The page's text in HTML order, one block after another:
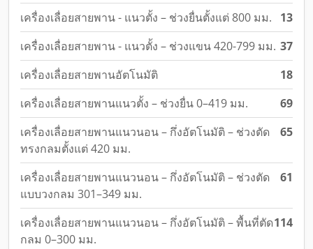
เครื่องเลื่อยสายพาน - แนวตั้ง – ช่วงยื่นตั้งแต่ 800 มม.
13
เครื่องเลื่อยสายพาน - แนวตั้ง – ช่วงแขน 420-799 มม. 37
เครื่องเลื่อยสายพานอัตโนมัติ
18
เครื่องเลื่อยสายพานแนวตั้ง – ช่วงยื่น 0–419 มม.
69
เครื่องเลื่อยสายพานแนวนอน – กึ่งอัตโนมัติ – ช่วงตัด
ทรงกลมตั้งแต่ 420 มม.
65
เครื่องเลื่อยสายพานแนวนอน – กึ่งอัตโนมัติ – ช่วงตัด
แบบวงกลม 301–349 มม.
61
เครื่องเลื่อยสายพานแนวนอน – กึ่งอัตโนมัติ – พื้นที่ตัด
กลม 0–300 มม.
114